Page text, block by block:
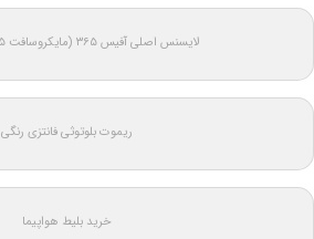
لایسنس اصلی آفیس ۳۶۵ (مایکروسافت ۳۶۵) اورجینال
ریموت بلوتوثی فانتزی رنگی
خرید بلیط هواپیما